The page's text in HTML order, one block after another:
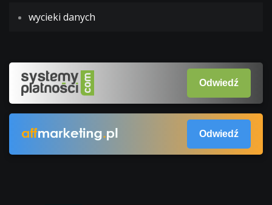
wycieki danych
Odwiedź
Odwiedź